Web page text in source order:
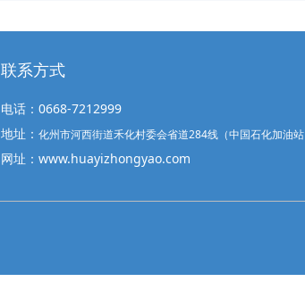
联系方式
电话：0668-7212999
地址： 化州市河西街道禾化村委会省道284线（中国石化加油
网址：www.huayizhongyao.com